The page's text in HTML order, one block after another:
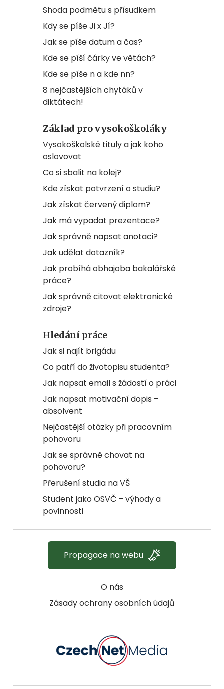
Shoda podmětu s přísudkem
Kdy se píše Ji x Jí?
Jak se píše datum a čas?
Kde se píší čárky ve větách?
Kde se píše n a kde nn?
8 nejčastějších chytáků v
diktátech!
Základ pro vysokoškoláky
Vysokoškolské tituly a jak koho
oslovovat
Co si sbalit na kolej?
Kde získat potvrzení o studiu?
Jak získat červený diplom?
Jak má vypadat prezentace?
Jak správně napsat anotaci?
Jak udělat dotazník?
Jak probíhá obhajoba bakalářské
práce?
Jak správně citovat elektronické
zdroje?
Hledání práce
Jak si najít brigádu
Co patří do životopisu studenta?
Jak napsat email s žádostí o práci
Jak napsat motivační dopis –
absolvent
Nejčastější otázky při pracovním
pohovoru
Jak se správně chovat na
pohovoru?
Přerušení studia na VŠ
Student jako OSVČ – výhody a
povinnosti
O nás
Zásady ochrany osobních údajů
Propagace na webu